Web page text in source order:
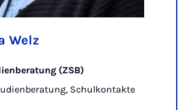
Welz
(ZSB)
Schulkontakte